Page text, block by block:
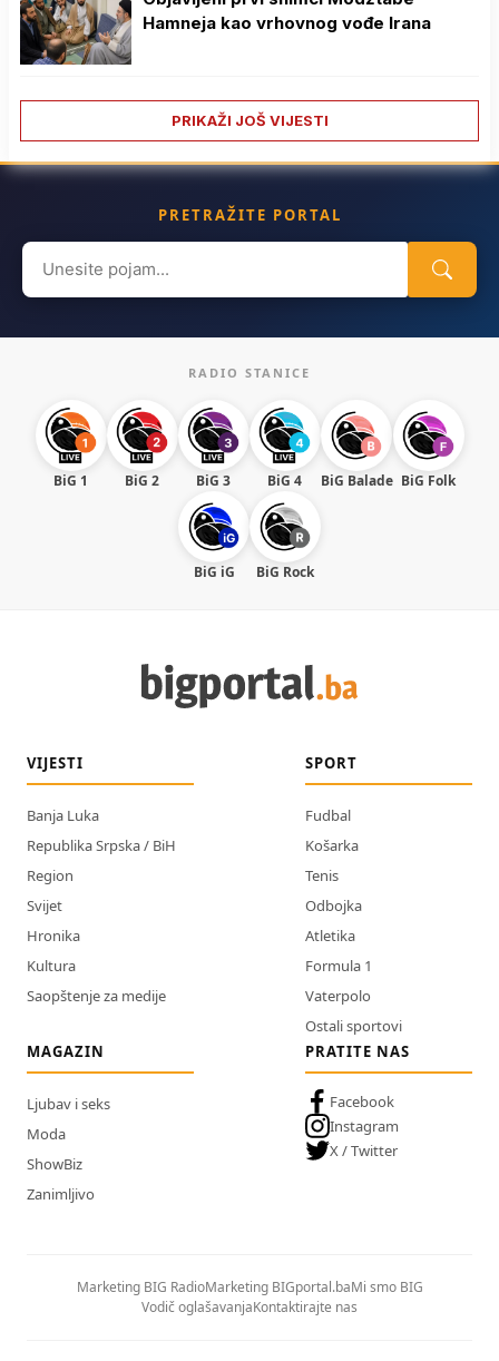
Hamneja kao vrhovnog vođe Irana
PRIKAŽI JOŠ VIJESTI
PRETRAŽITE PORTAL
Search
for:
RADIO STANICE
BiG 1 BiG 2 BiG 3 BiG 4 BiG Balade BiG Folk
BiG iG BiG Rock
VIJESTI
Banja Luka
Republika Srpska / BiH
Region
Svijet
Hronika
Kultura
Saopštenje za medije
SPORT
Fudbal
Košarka
Tenis
Odbojka
Atletika
Formula 1
Vaterpolo
Ostali sportovi
MAGAZIN
Ljubav i seks
Moda
ShowBiz
Zanimljivo
PRATITE NAS
Facebook
Instagram
X / Twitter
Marketing BIG RadioMarketing BIGportal.baMi smo BIG
Vodič oglašavanjaKontaktirajte nas